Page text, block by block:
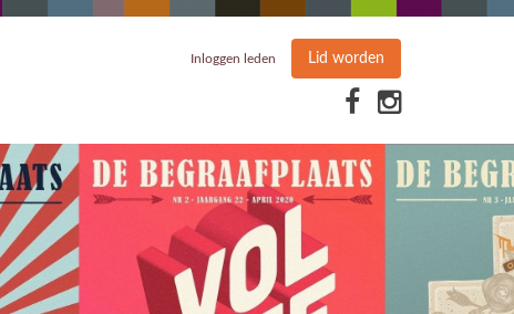
Inloggen leden Lid worden